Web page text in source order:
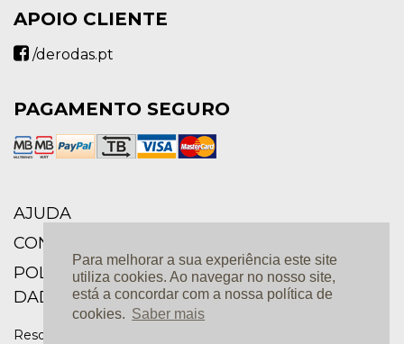
Para melhorar a sua experiência este site
utiliza cookies. Ao navegar no nosso site,
está a concordar com a nossa política de
cookies. Saber mais
APOIO CLIENTE
/derodas.pt
PAGAMENTO SEGURO
AJUDA
CONDIÇÕES GERAIS
POLÍTICA DE PRIVACIDADE E PROTEÇÃO DE
DADOS
Resolução de Conflitos |